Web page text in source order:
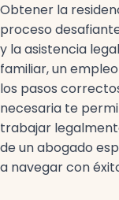
Obtener la
proceso
y la asistencia
familiar, un
los pasos
necesaria te
trabajar
de un abogado
a navegar con